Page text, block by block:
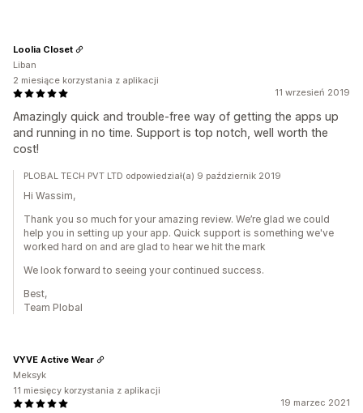
11 wrzesień 2019
Amazingly quick and trouble-free way of getting the apps up
and running in no time. Support is top notch, well worth the
cost!
Loolia Closet
Liban
2 miesiące korzystania z aplikacji
PLOBAL TECH PVT LTD odpowiedział(a) 9 październik 2019
Hi Wassim,
Thank you so much for your amazing review. We’re glad we could
help you in setting up your app. Quick support is something we've
worked hard on and are glad to hear we hit the mark
We look forward to seeing your continued success.
Best,
Team Plobal
19 marzec 2021
VYVE Active Wear
Meksyk
11 miesięcy korzystania z aplikacji